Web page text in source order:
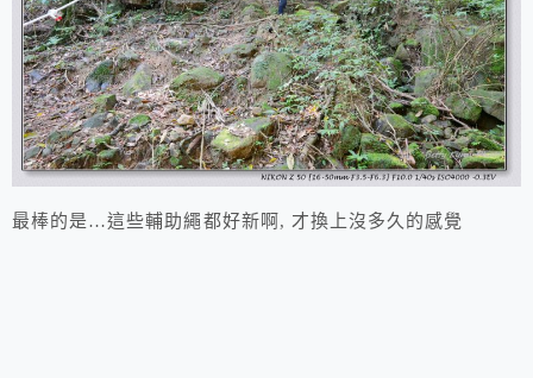
最棒的是…這些輔助繩都好新啊, 才換上沒多久的感覺